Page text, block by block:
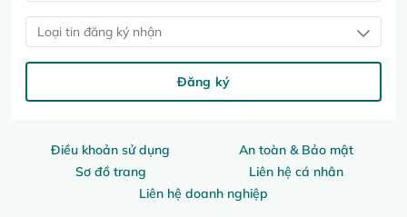
Điều khoản sử dụng
An toàn & Bảo mật
Sơ đồ trang
Liên hệ cá nhân
Liên hệ doanh nghiệp
Loại tin đăng ký nhận
Đăng ký